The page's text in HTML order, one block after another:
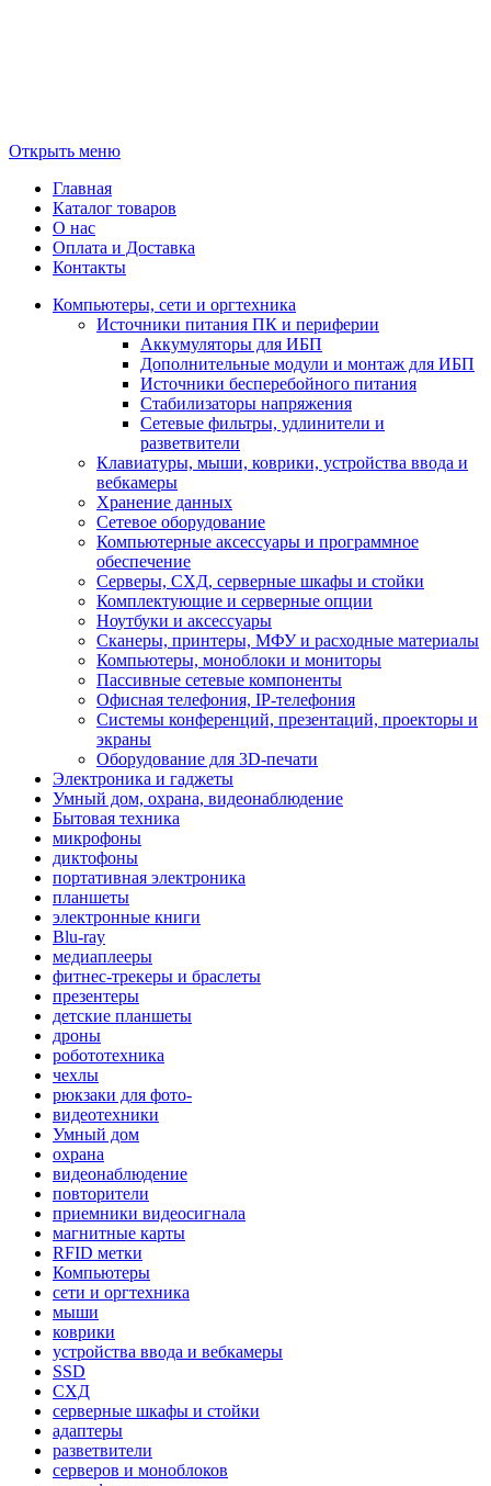
Открыть меню
Главная
Каталог товаров
О нас
Оплата и Доставка
Контакты
Компьютеры, сети и оргтехника
Источники питания ПК и периферии
Аккумуляторы для ИБП
Дополнительные модули и монтаж для ИБП
Источники бесперебойного питания
Стабилизаторы напряжения
Сетевые фильтры, удлинители и
разветвители
Клавиатуры, мыши, коврики, устройства ввода и
вебкамеры
Хранение данных
Сетевое оборудование
Компьютерные аксессуары и программное
обеспечение
Серверы, СХД, серверные шкафы и стойки
Комплектующие и серверные опции
Ноутбуки и аксессуары
Сканеры, принтеры, МФУ и расходные материалы
Компьютеры, моноблоки и мониторы
Пассивные сетевые компоненты
Офисная телефония, IP-телефония
Системы конференций, презентаций, проекторы и
экраны
Оборудование для 3D-печати
Электроника и гаджеты
Умный дом, охрана, видеонаблюдение
Бытовая техника
микрофоны
диктофоны
портативная электроника
планшеты
электронные книги
Blu-ray
медиаплееры
фитнес-трекеры и браслеты
презентеры
детские планшеты
дроны
робототехника
чехлы
рюкзаки для фото-
видеотехники
Умный дом
охрана
видеонаблюдение
повторители
приемники видеосигнала
магнитные карты
RFID метки
Компьютеры
сети и оргтехника
мыши
коврики
устройства ввода и вебкамеры
SSD
СХД
серверные шкафы и стойки
адаптеры
разветвители
серверов и моноблоков